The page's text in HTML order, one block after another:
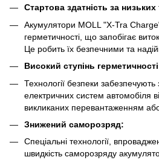
Стартова здатність за
Акумулятори MOLL "X-Tra
герметичності, що запобігає
Це робить їх безпечними та
Високий ступінь
Технології безпеки забезпечують
електричних систем автомобіля
викликаних перевантаженням
Знижений саморозряд:
Спеціальні технології,
швидкість саморозряду